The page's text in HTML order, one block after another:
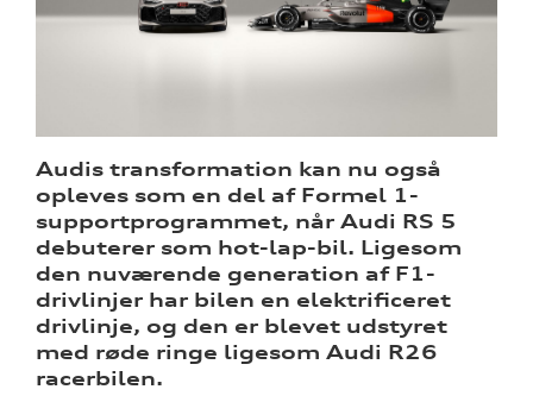
Audis transformation kan nu også
opleves som en del af Formel 1-
supportprogrammet, når Audi RS 5
debuterer som hot-lap-bil. Ligesom
den nuværende generation af F1-
drivlinjer har bilen en elektrificeret
drivlinje, og den er blevet udstyret
med røde ringe ligesom Audi R26
racerbilen.